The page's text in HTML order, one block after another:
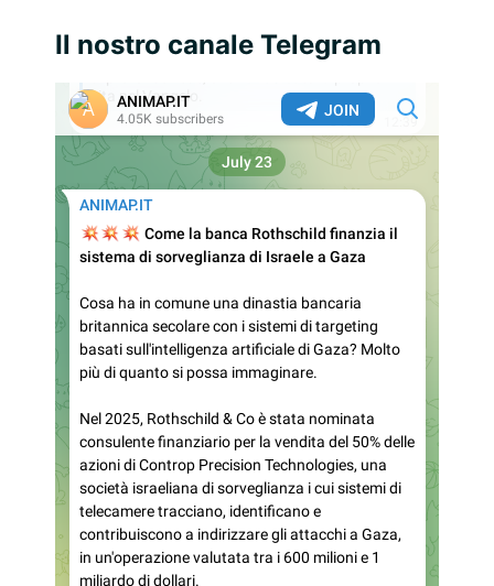
Il nostro canale Telegram